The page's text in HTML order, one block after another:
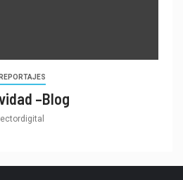
REPORTAJES
–Blog